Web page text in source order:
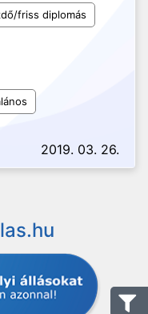
friss diplomás
2019. 03. 26.